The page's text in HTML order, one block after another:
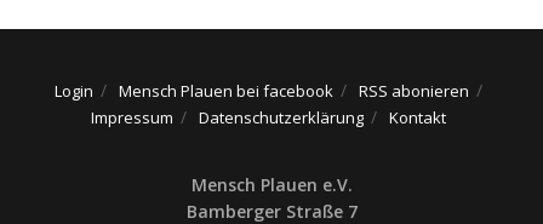
Login Mensch Plauen bei facebook
RSS abonieren
Impressum
Datenschutzerklärung Kontakt
Mensch Plauen e.V.
Bamberger Straße 7